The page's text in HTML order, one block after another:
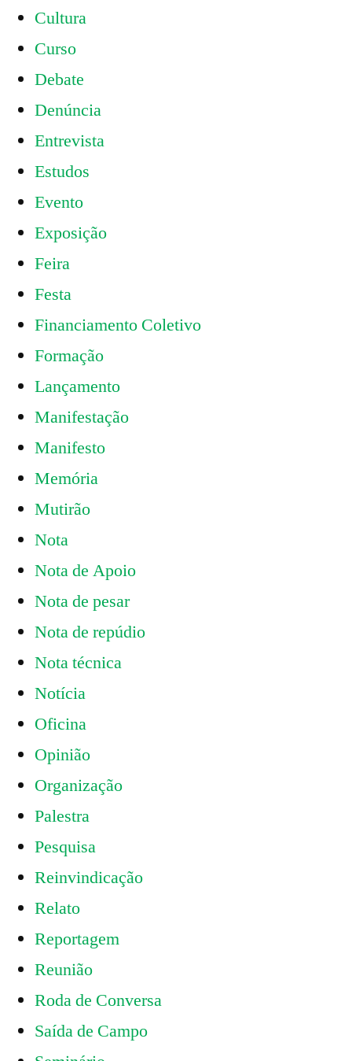
Cultura
Curso
Debate
Denúncia
Entrevista
Estudos
Evento
Exposição
Feira
Festa
Financiamento Coletivo
Formação
Lançamento
Manifestação
Manifesto
Memória
Mutirão
Nota
Nota de Apoio
Nota de pesar
Nota de repúdio
Nota técnica
Notícia
Oficina
Opinião
Organização
Palestra
Pesquisa
Reinvindicação
Relato
Reportagem
Reunião
Roda de Conversa
Saída de Campo